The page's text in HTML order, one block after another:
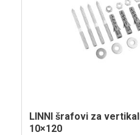
LINNI šrafovi za vertikalni bojler
10×120